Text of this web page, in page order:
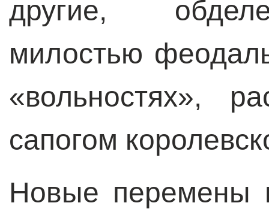
другие,
милостью
«вольностях»,
сапогом
Новые перемены